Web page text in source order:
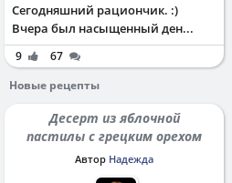
Сегодняшний рациончик. :)
Вчера был насыщенный ден...
9
67
Новые рецепты
Десерт из яблочной
пастилы с грецким орехом
Автор Надежда